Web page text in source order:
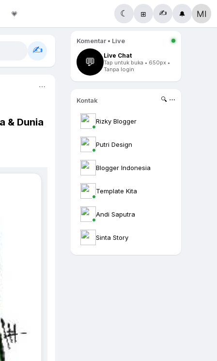
💗 ☾ ⊞ ✍️ 🔔
✍️
⋯
& Dunia
Komentar • Live
💬
Live Chat
Tap untuk buka • 650px •
Tanpa login
Kontak 🔍 ⋯
Rizky Blogger
Putri Design
Blogger Indonesia
Template Kita
Andi Saputra
Sinta Story